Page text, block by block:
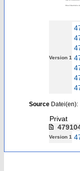
Version 1
SourceDatei(en):
Privat
Version 1